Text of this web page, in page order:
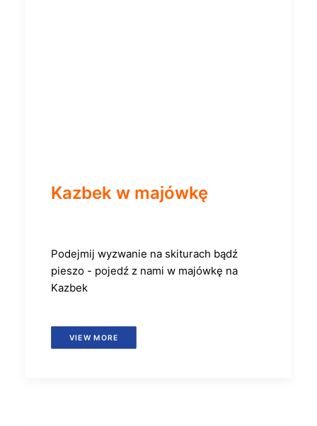
Kazbek w majówkę
Podejmij wyzwanie na skiturach bądź
pieszo - pojedź z nami w majówkę na
Kazbek
VIEW MORE